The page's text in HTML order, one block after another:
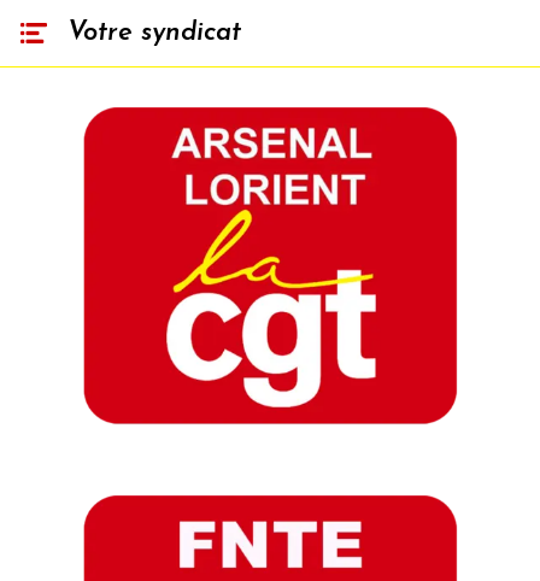
Votre syndicat